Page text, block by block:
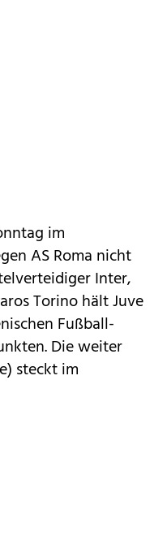
im
AS Roma nicht
Inter,
Torino hält Juve
Fußball-
Die weiter
steckt im